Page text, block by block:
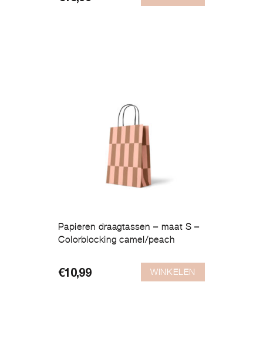
Papieren draagtassen – maat S –
Colorblocking camel/peach
€10,99 WINKELEN